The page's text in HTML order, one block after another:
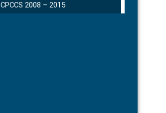
CPCCS 2008 – 2015